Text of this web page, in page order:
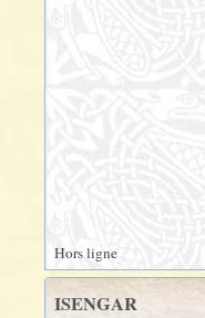
Hors ligne
ISENGAR